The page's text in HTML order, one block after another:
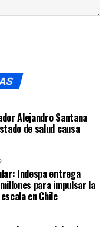
Alejandro Santana
de salud causa
Indespa entrega
para impulsar la
en Chile